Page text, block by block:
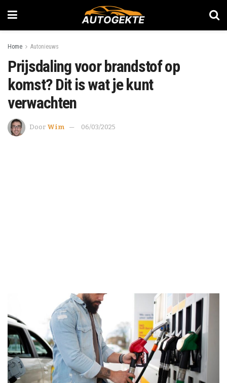
Home Autonieuws
Prijsdaling voor brandstof op
komst? Dit is wat je kunt
verwachten
Door Wim 06/03/2025